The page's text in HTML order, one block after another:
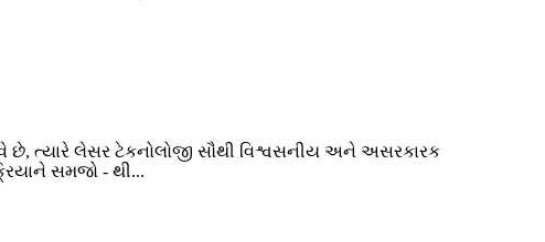
છે, ત્યારે લેસર ટેકનોલોજી સૌથી વિશ્વસનીય અને અસરકારક
સમજો - થી...